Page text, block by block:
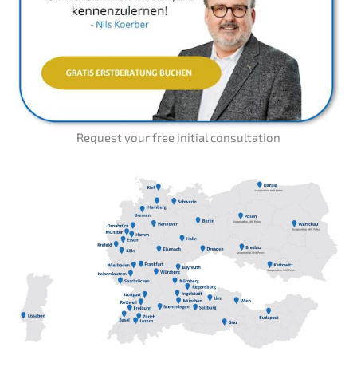
Request your free initi­al consultation